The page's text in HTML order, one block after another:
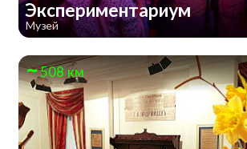
Экспериментариум
Музей
508 км